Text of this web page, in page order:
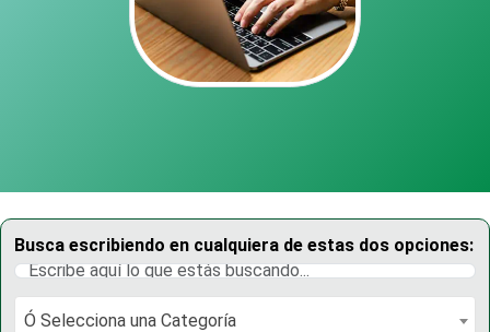
Busca escribiendo en cualquiera de estas dos opciones:
Ó Selecciona una Categoría
Ó Selecciona una Categoría